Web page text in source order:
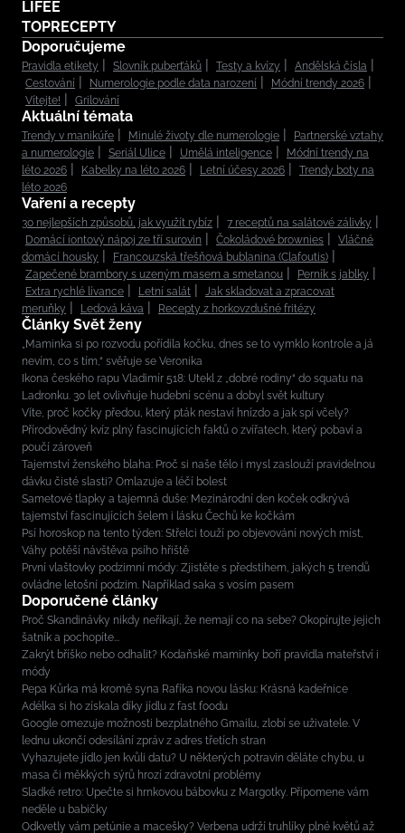
LIFEE
TOPRECEPTY
Doporučujeme
Pravidla etikety Slovník puberťáků Testy a kvízy
Andělská čísla
Cestování
Numerologie podle data narození
Módní trendy 2026
Vítejte!
Grilování
Aktuální témata
Trendy v manikúře Minulé životy dle numerologie
Partnerské vztahy
a numerologie
Seriál Ulice Umělá inteligence
Módní trendy na
léto 2026
Kabelky na léto 2026 Letní účesy 2026
Trendy boty na
léto 2026
Vaření a recepty
30 nejlepších způsobů, jak využít rybíz
7 receptů na salátové zálivky
Domácí iontový nápoj ze tří surovin
Čokoládové brownies
Vláčné
domácí housky
Francouzská třešňová bublanina (Clafoutis)
Zapečené brambory s uzeným masem a smetanou
Perník s jablky
Extra rychlé lívance
Letní salát
Jak skladovat a zpracovat
meruňky
Ledová káva Recepty z horkovzdušné fritézy
Články Svět ženy
„Maminka si po rozvodu pořídila kočku, dnes se to vymklo kontrole a já
nevím, co s tím,“ svěřuje se Veronika
Ikona českého rapu Vladimír 518: Utekl z „dobré rodiny“ do squatu na
Ladronku. 30 let ovlivňuje hudební scénu a dobyl svět kultury
Víte, proč kočky předou, který pták nestaví hnízdo a jak spí včely?
Přírodovědný kvíz plný fascinujících faktů o zvířatech, který pobaví a
poučí zároveň
Tajemství ženského blaha: Proč si naše tělo i mysl zaslouží pravidelnou
dávku čisté slasti? Omlazuje a léčí bolest
Sametové tlapky a tajemná duše: Mezinárodní den koček odkrývá
tajemství fascinujících šelem i lásku Čechů ke kočkám
Psí horoskop na tento týden: Střelci touží po objevování nových míst,
Váhy potěší návštěva psího hřiště
První vlaštovky podzimní módy: Zjistěte s předstihem, jakých 5 trendů
ovládne letošní podzim. Například saka s vosím pasem
Doporučené články
Proč Skandinávky nikdy neříkají, že nemají co na sebe? Okopírujte jejich
šatník a pochopíte...
Zakrýt bříško nebo odhalit? Kodaňské maminky boří pravidla mateřství i
módy
Pepa Kůrka má kromě syna Rafíka novou lásku: Krásná kadeřnice
Adélka si ho získala díky jídlu z fast foodu
Google omezuje možnosti bezplatného Gmailu, zlobí se uživatele. V
lednu ukončí odesílání zpráv z adres třetích stran
Vyhazujete jídlo jen kvůli datu? U některých potravin děláte chybu, u
masa či měkkých sýrů hrozí zdravotní problémy
Sladké retro: Upečte si hrnkovou bábovku z Margotky. Připomene vám
neděle u babičky
Odkvetly vám petúnie a macešky? Verbena udrží truhlíky plné květů až